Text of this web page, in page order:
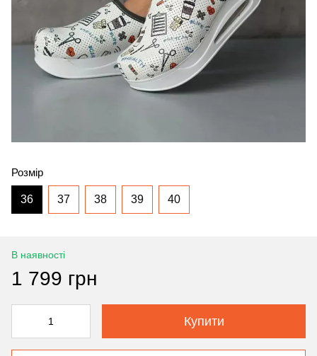
Розмір
36 37 38 39 40
В наявності
1 799 грн
Купити